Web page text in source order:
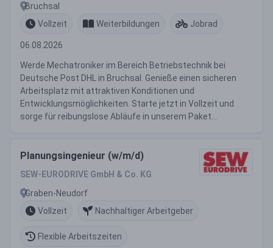
Bruchsal
Vollzeit
Weiterbildungen Jobrad
06.08.2026
Werde Mechatroniker im Bereich Betriebstechnik bei
Deutsche Post DHL in Bruchsal. Genieße einen sicheren
Arbeitsplatz mit attraktiven Konditionen und
Entwicklungsmöglichkeiten. Starte jetzt in Vollzeit und
sorge für reibungslose Abläufe in unserem Paket...
Planungsingenieur (w/m/d)
SEW-EURODRIVE GmbH & Co. KG
Graben-Neudorf
Vollzeit
Nachhaltiger Arbeitgeber
Flexible Arbeitszeiten